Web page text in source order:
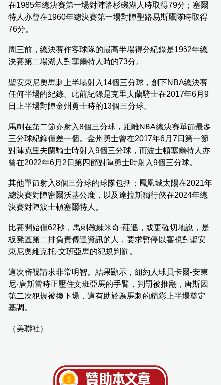
在1985年總決賽第一場對陣洛杉磯湖人時取得79分；塞爾
特人亦曾在1960年總決賽第一場對陣聖路易斯鷹隊時取得
76分。
周三前，總決賽作客球隊的最高半場得分紀錄是1962年總
決賽第二場湖人對塞爾特人時的73分。
聖安東尼奧馬刺上半場射入14個三分球，創下NBA總決賽
任何半場的紀錄。此前紀錄是克里夫蘭騎士在2017年6月9
日上半場對陣金州勇士時的13個三分球。
馬刺在第二節亦射入8個三分球，距離NBA總決賽單節最多
三分球紀錄僅差一個。金州勇士曾在2017年6月7日第一節
對陣克里夫蘭騎士時射入9個三分球，而波士頓塞爾特人亦
曾在2022年6月2日第四節對陣勇士時射入9個三分球。
其他單節射入8個三分球的球隊包括：鳳凰城太陽在2021年
總決賽對陣密爾沃基公鹿，以及達拉斯獨行俠在2024年總
決賽對陣波士頓塞爾特人。
比賽開始僅62秒，馬刺教練米奇·莊遜，或更確切地說，是
板凳區第二排負責傳達資訊的人，要求暫停以審視對聖安
東尼奧維克托·文班亞馬的犯規判罰。
這次審視請求非常明智。結果顯示，紐約人球員卡爾-安東
尼·唐斯當時正壓住文班亞馬的手臂，判罰被推翻，唐斯因
第二次犯規被換下場，這有助於為馬刺的精彩上半場奠定
基調。
（美聯社）